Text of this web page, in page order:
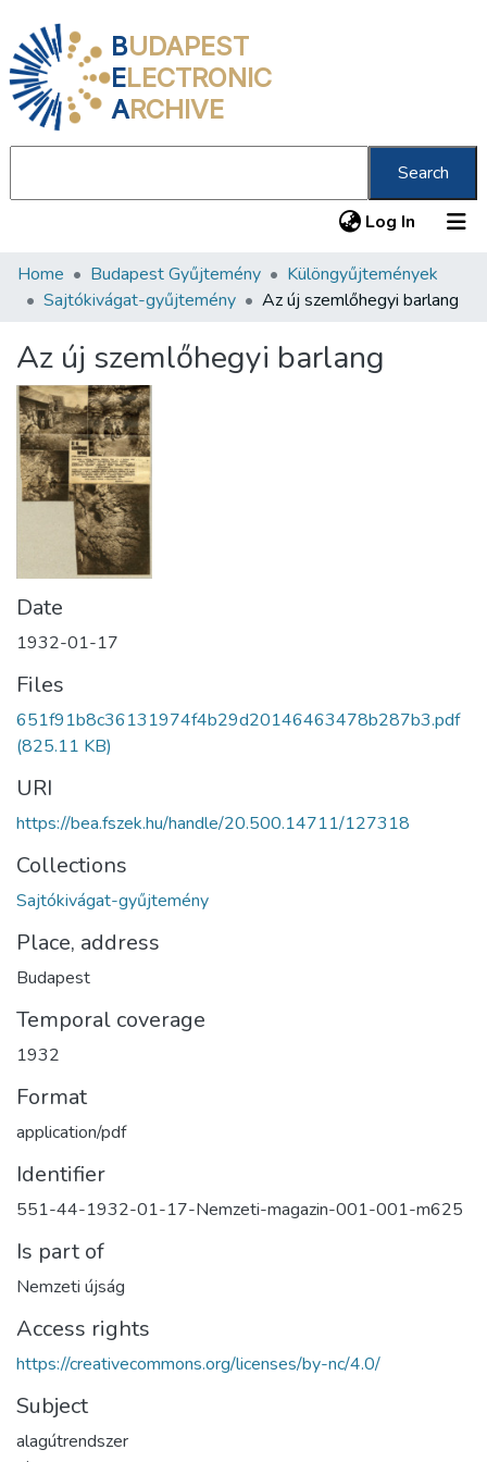
BUDAPEST
ELECTRONIC
ARCHIVE
Search
Log In (current)
Communities & Collections
Statistics
About us
Home Budapest Gyűjtemény
Különgyűjtemények
Sajtókivágat-gyűjtemény
Az új szemlőhegyi barlang
Az új szemlőhegyi barlang
Date
1932-01-17
Files
651f91b8c36131974f4b29d20146463478b287b3.pdf
(825.11 KB)
URI
https://bea.fszek.hu/handle/20.500.14711/127318
Collections
Sajtókivágat-gyűjtemény
Place, address
Budapest
Temporal coverage
1932
Format
application/pdf
Identifier
551-44-1932-01-17-Nemzeti-magazin-001-001-m625
Is part of
Nemzeti újság
Access rights
https://creativecommons.org/licenses/by-nc/4.0/
Subject
alagútrendszer